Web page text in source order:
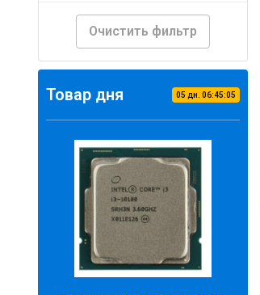
Очистить фильтр
Товар дня 05 дн. 06:45:04